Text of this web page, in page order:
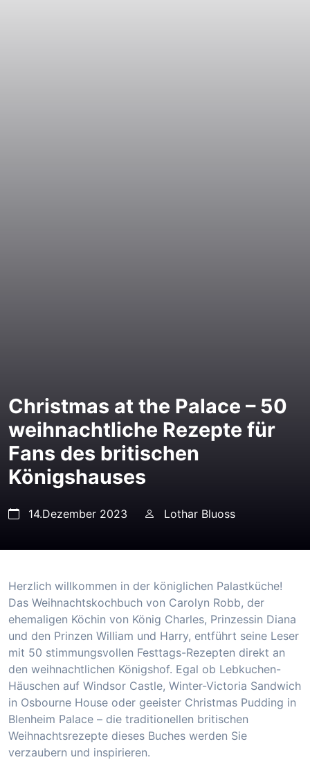
Christmas at the Palace – 50
weihnachtliche Rezepte für
Fans des britischen
Königshauses
14.Dezember 2023 Lothar Bluoss
Herzlich willkommen in der königlichen Palastküche!
Das Weihnachtskochbuch von Carolyn Robb, der
ehemaligen Köchin von König Charles, Prinzessin Diana
und den Prinzen William und Harry, entführt seine Leser
mit 50 stimmungsvollen Festtags-Rezepten direkt an
den weihnachtlichen Königshof. Egal ob Lebkuchen-
Häuschen auf Windsor Castle, Winter-Victoria Sandwich
in Osbourne House oder geeister Christmas Pudding in
Blenheim Palace – die traditionellen britischen
Weihnachtsrezepte dieses Buches werden Sie
verzaubern und inspirieren.